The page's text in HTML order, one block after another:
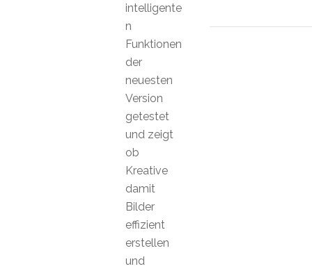
intelligente
n
Funktionen
der
neuesten
Version
getestet
und zeigt
ob
Kreative
damit
Bilder
effizient
erstellen
und